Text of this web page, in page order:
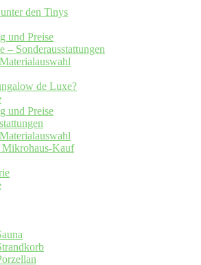
den Tinys
und Preise
– Sonderausstattungen
de Luxe?
und Preise
Mikrohaus-Kauf